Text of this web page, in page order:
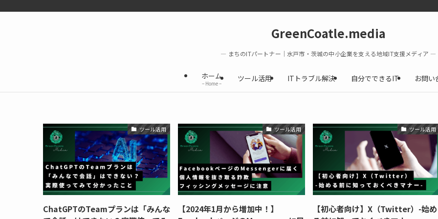
GreenCoatle.media
― まちのITパートナー｜水戸市・茨城の中小企業を支える地域IT支援メディア ―
ホーム
– Home –
ツール活用 ITトラブル解決 自分でできるIT お問い
ツール活用
ChatGPTのTeamプランは「みんな
ツール活用
【2024年1月から増加中！】
ツール活用
【初心者向け】X（Twitter）-始め